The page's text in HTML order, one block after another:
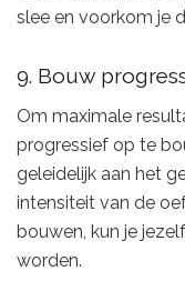
slee en voorkom je
9. Bouw
Om maximale
progressief op te
geleidelijk aan het
intensiteit van de
bouwen, kun je
worden.